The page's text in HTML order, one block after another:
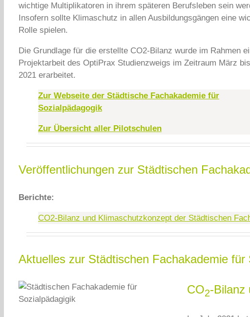
wichtige Multiplikatoren in ihrem späteren Berufsleben sein
Insofern sollte Klimaschutz in allen Ausbildungsgängen eine
Rolle spielen.
Die Grundlage für die erstellte CO2-Bilanz wurde im Rahmen
Projektarbeit des OptiPrax Studienzweigs im Zeitraum März
2021 erarbeitet.
Zur Webseite der Städtische Fachakademie für
Sozialpädagogik
Zur Übersicht aller Pilotschulen
Veröffentlichungen zur Städtischen
Berichte:
CO2-Bilanz und Klimaschutzkonzept der Städtischen
Aktuelles zur Städtischen Fachakademie für
CO2-Bilanz